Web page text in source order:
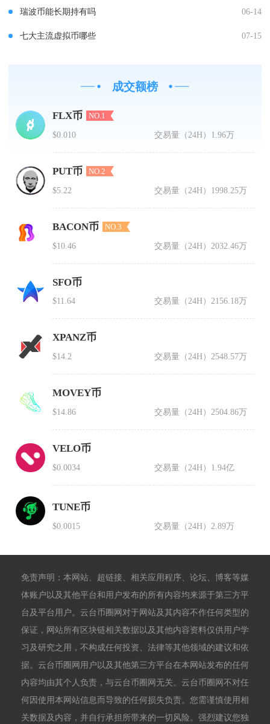
瑞波币能长期持有吗 06-14
七大主流虚拟币哪些 07-15
成交额榜
FLX币 NO.1
$0.010 交易量（24H） 1.96万
PUT币 NO.2
$5.22 交易量（24H） 1998.25万
BACON币 NO.3
$10.46 交易量（24H） 2032.46万
SFO币
$11.64 交易量（24H）2156.18万
XPANZ币
$14.2 交易量（24H）2548.57万
MOVEY币
$14.86 交易量（24H） 2504.86万
VELO币
$0.0034 交易量（24H） 1.94亿
TUNE币
$0.0015 交易量（24H）2.89万
免责声明：本网站、超链接、相关应用程序、论坛、博客等媒
体账户以及其他平台和用户发布的所有内容均来源于第三方平
台及平台用户。云台币圈网对于网站及其内容不作任何类型的
保证，网站所有区块链相关数据以及其他内容资料仅供用户学
习及研究之用，不构成任何投资、法律等其他领域的建议和依
据。云台币圈网用户以及其他第三方平台在本网站发布的任何
内容均由其个人负责，与云台币圈网无关。云台币圈网不对任
何因使用本网站信息而导致的任何损失负责。您需谨慎使用相
关数据及内容，并自行承担所带来的一切风险。强烈建议您独